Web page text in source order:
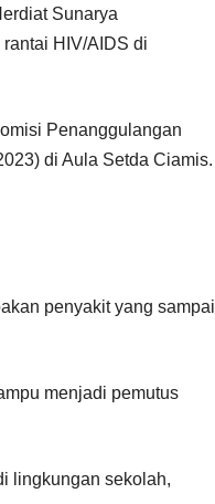
Sunarya
HIV/AIDS di
Penanggulangan
di Aula Setda Ciamis.
penyakit yang sampai
menjadi pemutus
lingkungan sekolah,